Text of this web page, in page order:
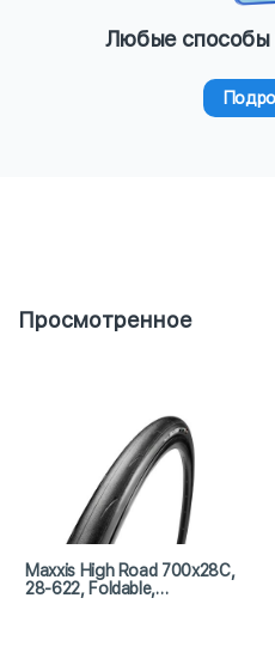
Любые способы
Просмотренное
Maxxis High Road 700x28C,
28-622, Foldable,